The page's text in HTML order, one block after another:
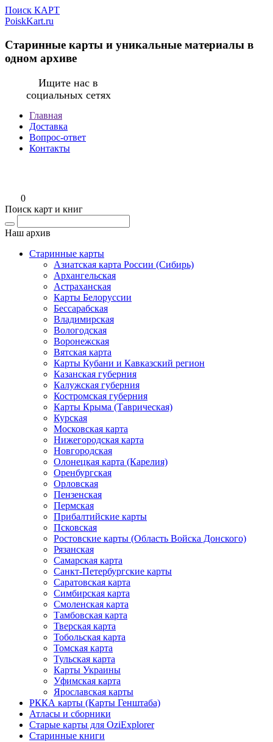
Поиск КАРТ
PoiskKart.ru
Старинные карты и уникальные материалы в
одном архиве
Ищите нас в
социальных сетях
Главная
Доставка
Вопрос-ответ
Контакты
0
Поиск карт и книг
Наш архив
Старинные карты
Азиатская карта России (Сибирь)
Архангельская
Астраханская
Карты Белоруссии
Бессарабская
Владимирская
Вологодская
Воронежская
Вятская карта
Карты Кубани и Кавказский регион
Казанская губерния
Калужская губерния
Костромская губерния
Карты Крыма (Таврическая)
Курская
Московская карта
Нижегородская карта
Новгородская
Олонецкая карта (Карелия)
Оренбургская
Орловская
Пензенская
Пермская
Прибалтийские карты
Псковская
Ростовские карты (Область Войска Донского)
Рязанская
Самарская карта
Санкт-Петербургские карты
Саратовская карта
Симбирская карта
Смоленская карта
Тамбовская карта
Тверская карта
Тобольская карта
Томская карта
Тульская карта
Карты Украины
Уфимская карта
Ярославская карты
РККА карты (Карты Генштаба)
Атласы и сборники
Старые карты для OziExplorer
Старинные книги